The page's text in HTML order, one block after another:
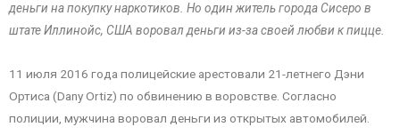
деньги на покупку наркотиков. Но один житель города Сисеро в
штате Иллинойс, США воровал деньги из-за своей любви к пицце.
11 июля 2016 года полицейские арестовали 21-летнего Дэни
Ортиса (Dany Ortiz) по обвинению в воровстве. Согласно
полиции, мужчина воровал деньги из открытых автомобилей.